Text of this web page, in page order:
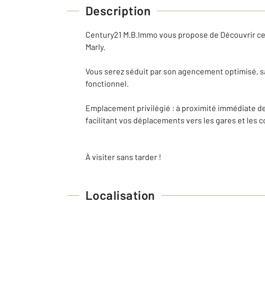
Description
Century21 M.B.Immo vous propose de Découvrir
Marly.
Vous serez séduit par son agencement
fonctionnel.
Emplacement privilégié : à proximité immédiate
facilitant vos déplacements vers les gares et les
À visiter sans tarder !
Localisation